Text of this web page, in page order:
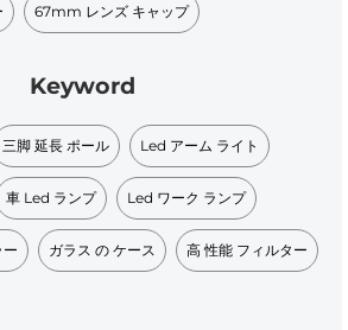
67mm レンズ キャップ
Keyword
三脚 延長 ポール Led アーム ライト
車 Led ランプ Led ワーク ランプ
ガラス の ケース 高 性能 フィルター